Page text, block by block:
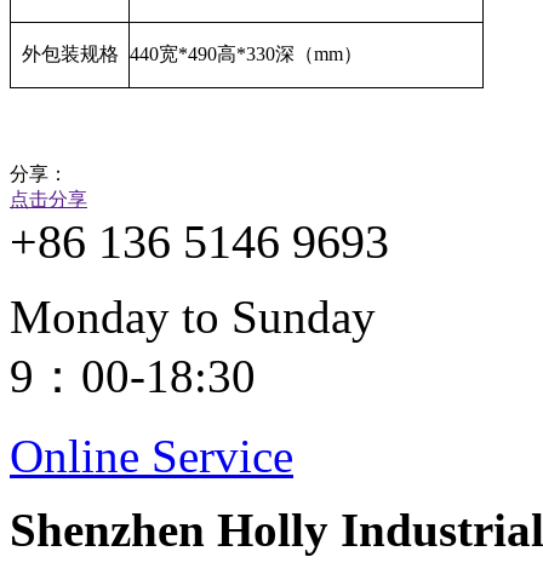
外包装规格 440宽*490高*330深（mm）
分享：
点击分享
+86 136 5146 9693
Monday to Sunday
9：00-18:30
Online Service
Shenzhen Holly